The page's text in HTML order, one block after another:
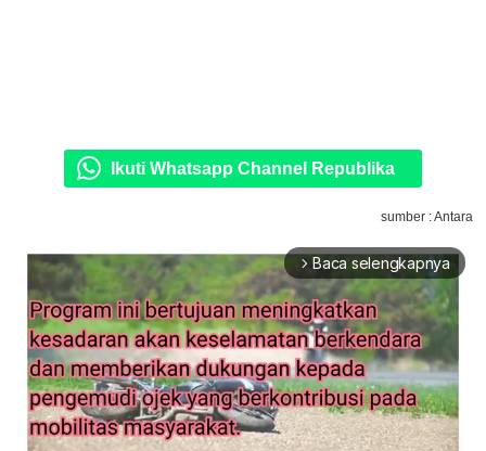
Ikuti Whatsapp Channel Republika
sumber : Antara
arrow_forward_ios Baca selengkapnya